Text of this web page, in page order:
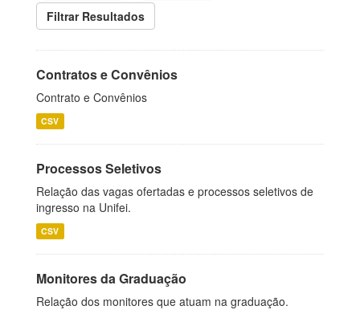
Filtrar Resultados
Contratos e Convênios
Contrato e Convênios
CSV
Processos Seletivos
Relação das vagas ofertadas e processos seletivos de
ingresso na Unifei.
CSV
Monitores da Graduação
Relação dos monitores que atuam na graduação.